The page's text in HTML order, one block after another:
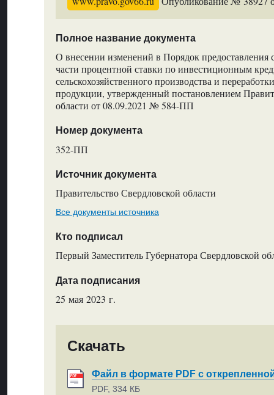
Полное название документа
О внесении изменений в Порядок предоставления
части процентной ставки по инвестиционным
сельскохозяйственного производства и
продукции, утвержденный постановлением
области от 08.09.2021 № 584-ПП
Номер документа
352-ПП
Источник документа
Правительство Свердловской области
Все документы источника
Кто подписал
Первый Заместитель Губернатора Свердловской
Дата подписания
25 мая 2023 г.
Скачать
Файл в формате PDF с
PDF, 334 КБ